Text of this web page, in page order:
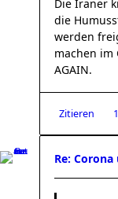
Die Iraner
die
werden
machen im
AGAIN.
Zitieren
Re: